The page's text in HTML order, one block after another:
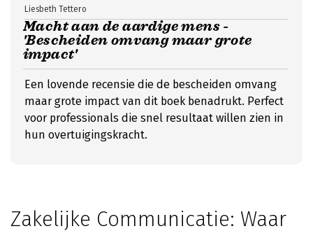
Macht aan de aardige mens -
'Bescheiden omvang maar grote
impact'
Liesbeth Tettero
Een lovende recensie die de bescheiden omvang
maar grote impact van dit boek benadrukt. Perfect
voor professionals die snel resultaat willen zien in
hun overtuigingskracht.
Zakelijke Communicatie: Waar